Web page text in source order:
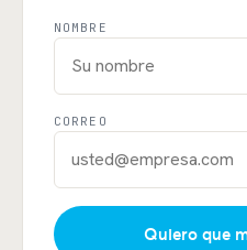
NOMBRE
CORREO
Quiero que